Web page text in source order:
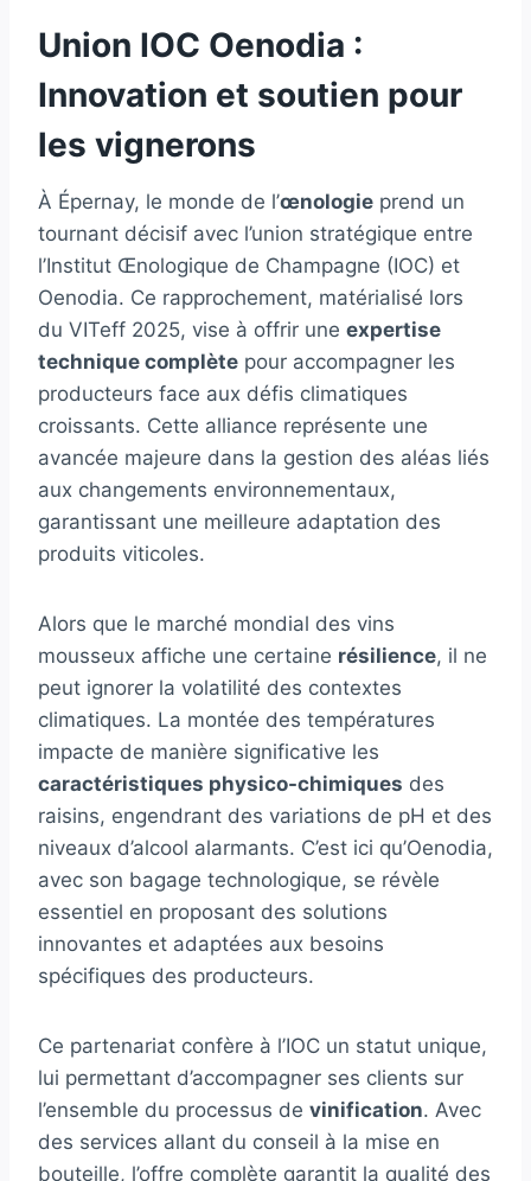
Union IOC Oenodia :
Innovation et soutien pour
les vignerons
À Épernay, le monde de l’œnologie prend un
tournant décisif avec l’union stratégique entre
l’Institut Œnologique de Champagne (IOC) et
Oenodia. Ce rapprochement, matérialisé lors
du VITeff 2025, vise à offrir une expertise
technique complète pour accompagner les
producteurs face aux défis climatiques
croissants. Cette alliance représente une
avancée majeure dans la gestion des aléas liés
aux changements environnementaux,
garantissant une meilleure adaptation des
produits viticoles.
Alors que le marché mondial des vins
mousseux affiche une certaine résilience, il ne
peut ignorer la volatilité des contextes
climatiques. La montée des températures
impacte de manière significative les
caractéristiques physico-chimiques des
raisins, engendrant des variations de pH et des
niveaux d’alcool alarmants. C’est ici qu’Oenodia,
avec son bagage technologique, se révèle
essentiel en proposant des solutions
innovantes et adaptées aux besoins
spécifiques des producteurs.
Ce partenariat confère à l’IOC un statut unique,
lui permettant d’accompagner ses clients sur
l’ensemble du processus de vinification. Avec
des services allant du conseil à la mise en
bouteille, l’offre complète garantit la qualité des